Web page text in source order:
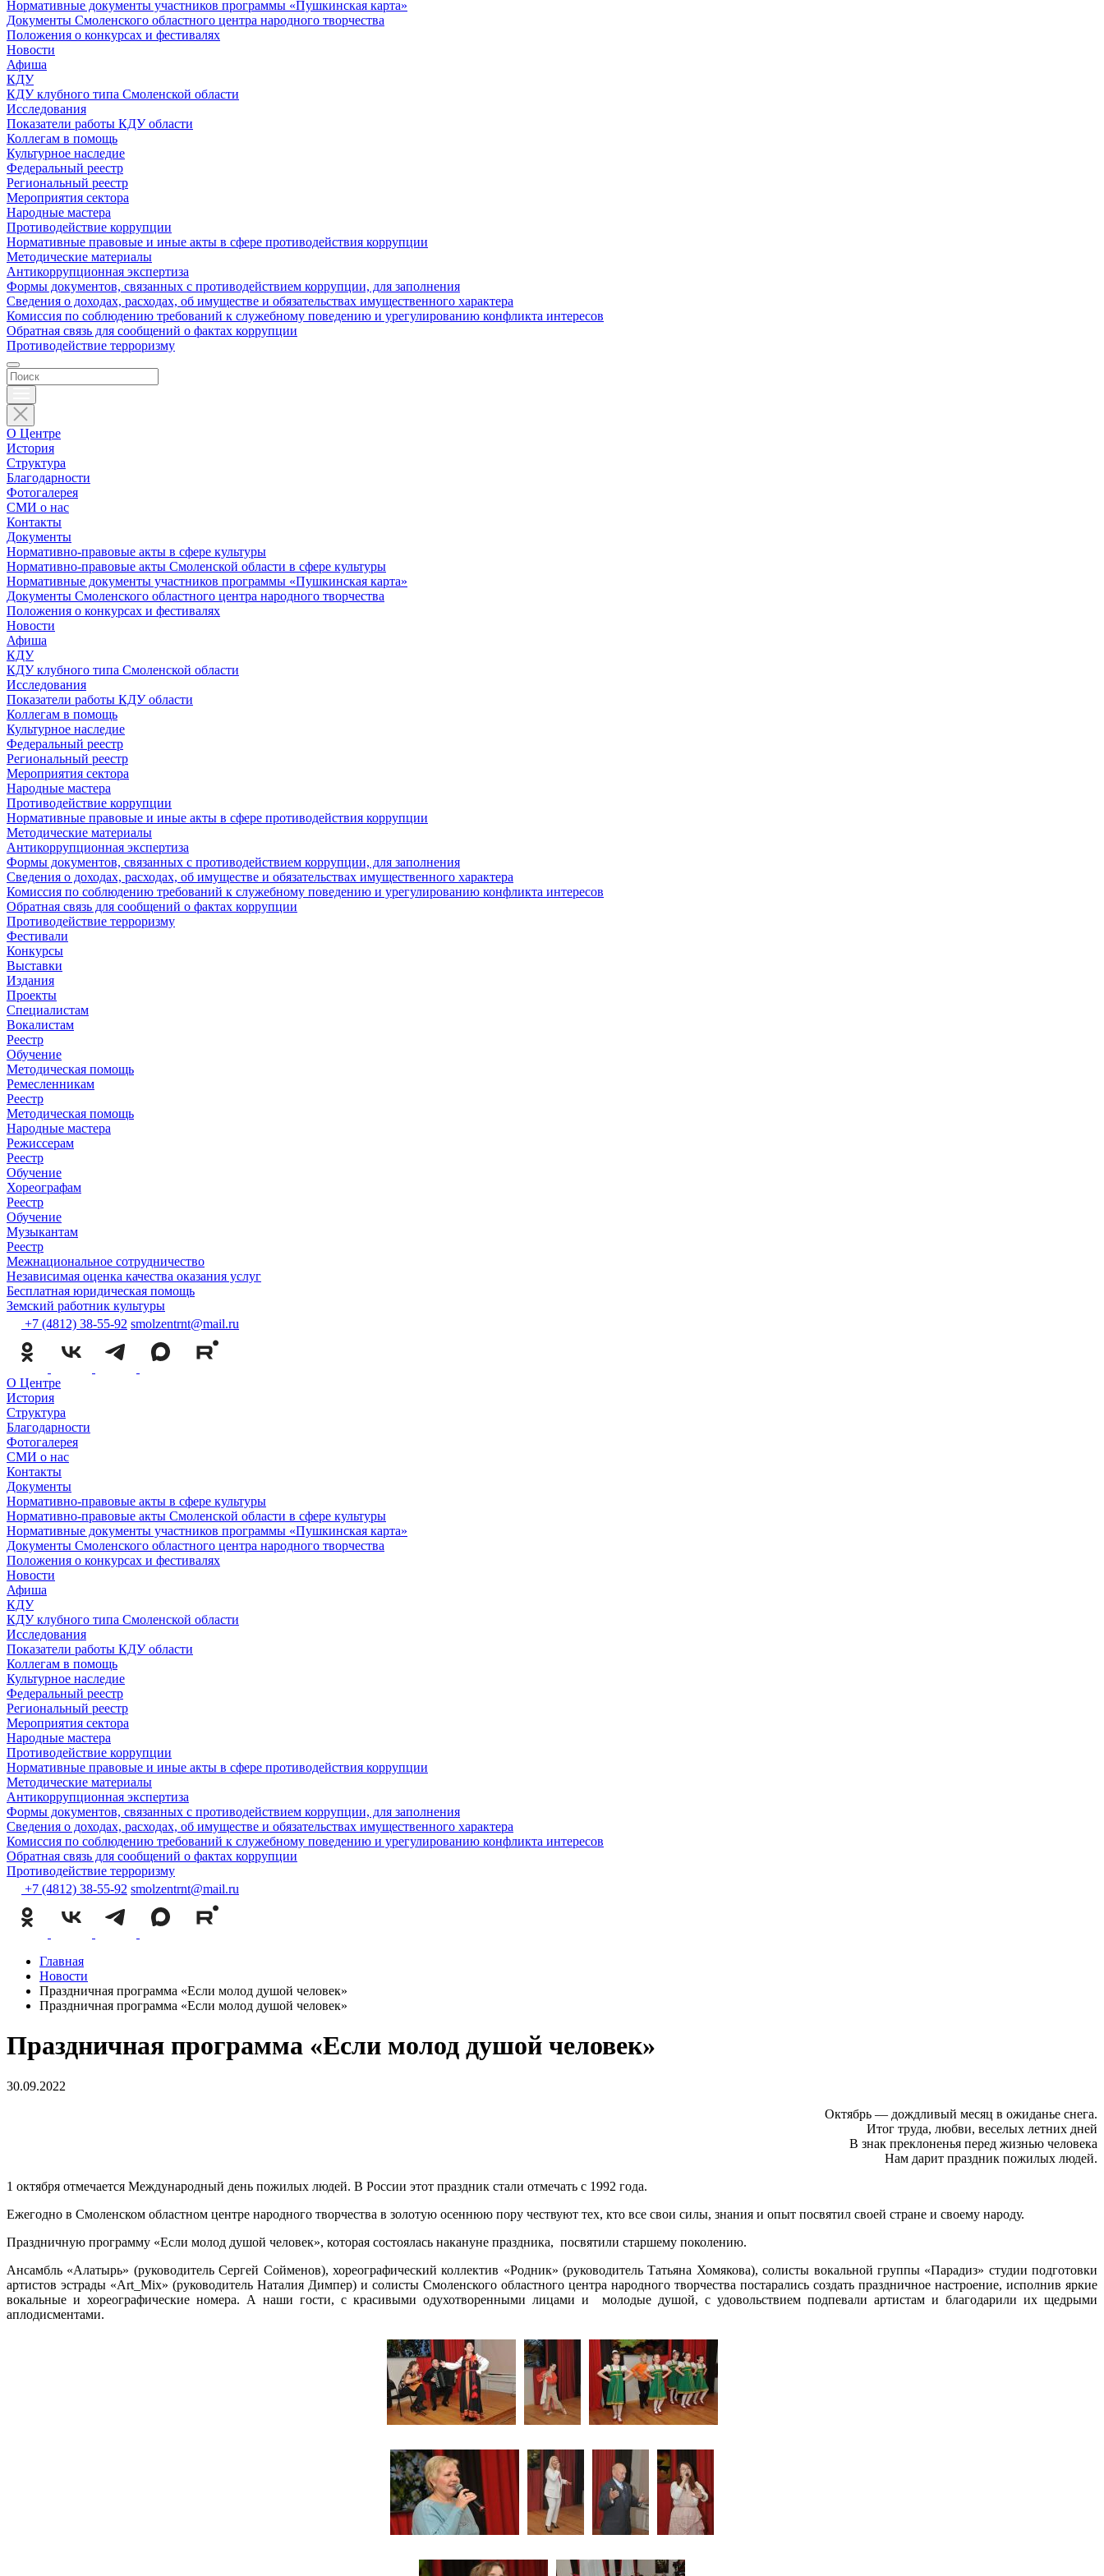
Нормативные документы участников программы «Пушкинская карта»
Документы Смоленского областного центра народного творчества
Положения о конкурсах и фестивалях
Новости
Афиша
КДУ
КДУ клубного типа Смоленской области
Исследования
Показатели работы КДУ области
Коллегам в помощь
Культурное наследие
Федеральный реестр
Региональный реестр
Мероприятия сектора
Народные мастера
Противодействие коррупции
Нормативные правовые и иные акты в сфере противодействия коррупции
Методические материалы
Антикоррупционная экспертиза
Формы документов, связанных с противодействием коррупции, для заполнения
Сведения о доходах, расходах, об имуществе и обязательствах имущественного характера
Комиссия по соблюдению требований к служебному поведению и урегулированию конфликта интересов
Обратная связь для сообщений о фактах коррупции
Противодействие терроризму
О Центре
История
Структура
Благодарности
Фотогалерея
СМИ о нас
Контакты
Документы
Нормативно-правовые акты в сфере культуры
Нормативно-правовые акты Смоленской области в сфере культуры
Нормативные документы участников программы «Пушкинская карта»
Документы Смоленского областного центра народного творчества
Положения о конкурсах и фестивалях
Новости
Афиша
КДУ
КДУ клубного типа Смоленской области
Исследования
Показатели работы КДУ области
Коллегам в помощь
Культурное наследие
Федеральный реестр
Региональный реестр
Мероприятия сектора
Народные мастера
Противодействие коррупции
Нормативные правовые и иные акты в сфере противодействия коррупции
Методические материалы
Антикоррупционная экспертиза
Формы документов, связанных с противодействием коррупции, для заполнения
Сведения о доходах, расходах, об имуществе и обязательствах имущественного характера
Комиссия по соблюдению требований к служебному поведению и урегулированию конфликта интересов
Обратная связь для сообщений о фактах коррупции
Противодействие терроризму
Фестивали
Конкурсы
Выставки
Издания
Проекты
Специалистам
Вокалистам
Реестр
Обучение
Методическая помощь
Ремесленникам
Реестр
Методическая помощь
Народные мастера
Режиссерам
Реестр
Обучение
Хореографам
Реестр
Обучение
Музыкантам
Реестр
Межнациональное сотрудничество
Независимая оценка качества оказания услуг
Бесплатная юридическая помощь
Земский работник культуры
+7 (4812) 38-55-92 smolzentrnt@mail.ru
О Центре
История
Структура
Благодарности
Фотогалерея
СМИ о нас
Контакты
Документы
Нормативно-правовые акты в сфере культуры
Нормативно-правовые акты Смоленской области в сфере культуры
Нормативные документы участников программы «Пушкинская карта»
Документы Смоленского областного центра народного творчества
Положения о конкурсах и фестивалях
Новости
Афиша
КДУ
КДУ клубного типа Смоленской области
Исследования
Показатели работы КДУ области
Коллегам в помощь
Культурное наследие
Федеральный реестр
Региональный реестр
Мероприятия сектора
Народные мастера
Противодействие коррупции
Нормативные правовые и иные акты в сфере противодействия коррупции
Методические материалы
Антикоррупционная экспертиза
Формы документов, связанных с противодействием коррупции, для заполнения
Сведения о доходах, расходах, об имуществе и обязательствах имущественного характера
Комиссия по соблюдению требований к служебному поведению и урегулированию конфликта интересов
Обратная связь для сообщений о фактах коррупции
Противодействие терроризму
+7 (4812) 38-55-92 smolzentrnt@mail.ru
Главная
Новости
Праздничная программа «Если молод душой человек»
Праздничная программа «Если молод душой человек»
Праздничная программа «Если молод душой человек»
30.09.2022
Октябрь — дождливый месяц в ожиданье снега.
Итог труда, любви, веселых летних дней
В знак преклоненья перед жизнью человека
Нам дарит праздник пожилых людей.
1 октября отмечается Международный день пожилых людей. В России этот праздник стали отмечать с 1992 года.
Ежегодно в Смоленском областном центре народного творчества в золотую осеннюю пору чествуют тех, кто все свои силы, знания и опыт посвятил своей стране и своему народу.
Праздничную программу «Если молод душой человек», которая состоялась накануне праздника, посвятили старшему поколению.
Ансамбль «Алатырь» (руководитель Сергей Сойменов), хореографический коллектив «Родник» (руководитель Татьяна Хомякова), солисты вокальной группы «Парадиз» студии подготовки
артистов эстрады «Art_Mix» (руководитель Наталия Димпер) и солисты Смоленского областного центра народного творчества постарались создать праздничное настроение, исполнив яркие
вокальные и хореографические номера. А наши гости, с красивыми одухотворенными лицами и молодые душой, с удовольствием подпевали артистам и благодарили их щедрыми
аплодисментами.